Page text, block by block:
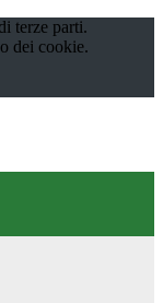
terze parti.
dei cookie.